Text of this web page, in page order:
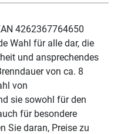
4262367764650
Wahl für alle dar, die
und ansprechendes
von ca. 8
von
sie sowohl für den
für besondere
Sie daran, Preise zu